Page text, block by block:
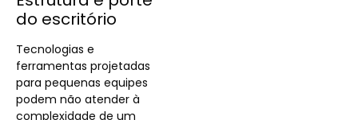
do escritório
Tecnologias e
ferramentas projetadas
para pequenas equipes
podem não atender à
complexidade de um